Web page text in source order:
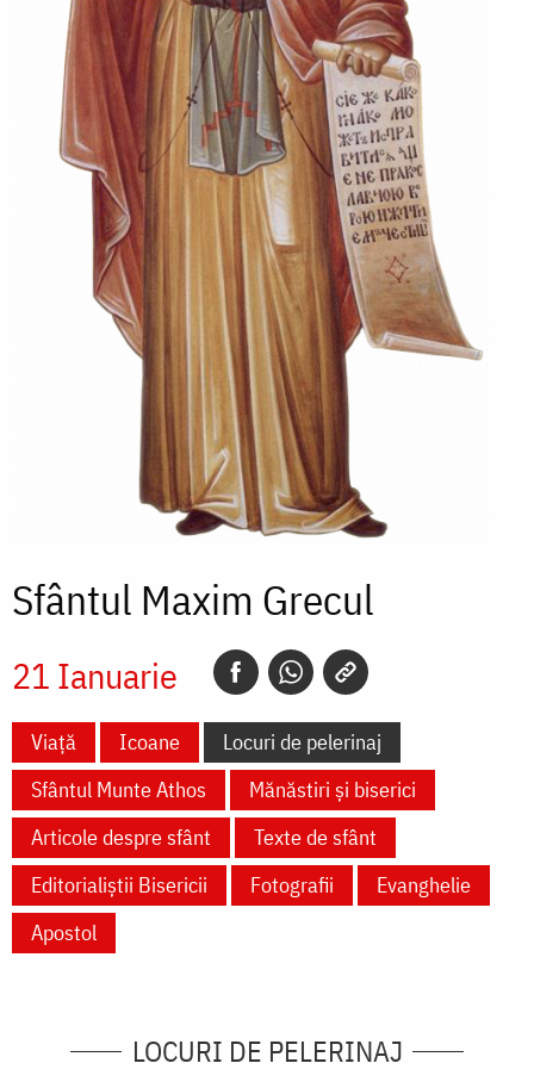
Sfântul Maxim Grecul
21 Ianuarie
Viață Icoane
Locuri de pelerinaj
Sfântul Munte Athos
Mănăstiri și biserici
Articole despre sfânt
Texte de sfânt
Editorialiștii Bisericii
Fotografii
Evanghelie
Apostol
LOCURI DE PELERINAJ